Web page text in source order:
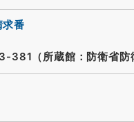
求番
381（所蔵館：防衛省防